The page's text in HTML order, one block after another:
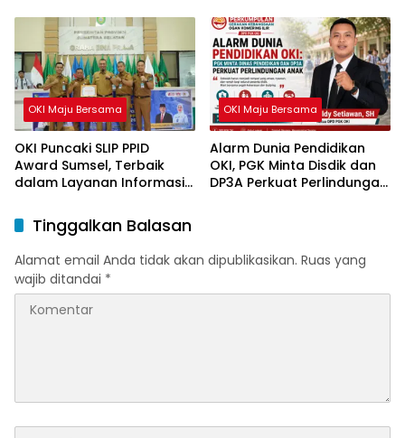
OKI Maju Bersama
OKI Puncaki SLIP PPID
Award Sumsel, Terbaik
dalam Layanan Informasi
OKI Maju Bersama
Alarm Dunia Pendidikan
OKI, PGK Minta Disdik dan
DP3A Perkuat Perlindungan
Tinggalkan Balasan
Alamat email Anda tidak akan dipublikasikan. Ruas yang
wajib ditandai *